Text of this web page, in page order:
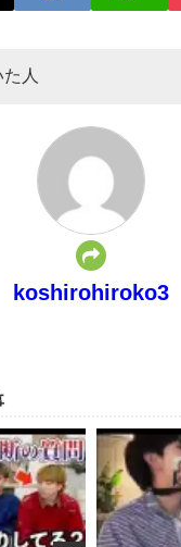
人
koshirohiroko3